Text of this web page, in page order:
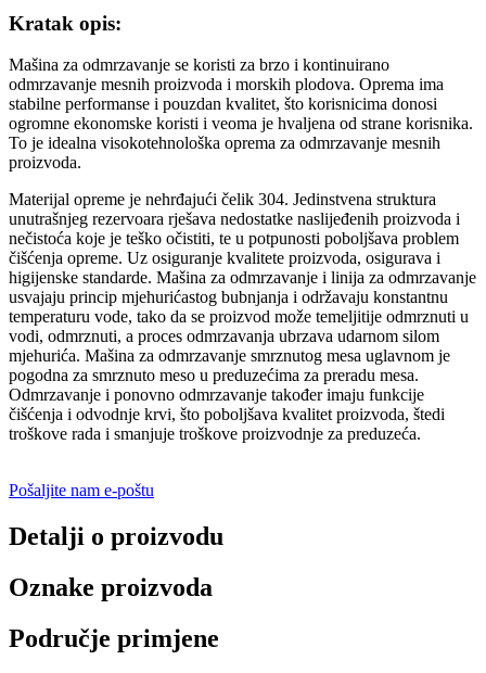
Kratak opis:
Mašina za odmrzavanje se koristi za brzo i kontinuirano
odmrzavanje mesnih proizvoda i morskih plodova. Oprema ima
stabilne performanse i pouzdan kvalitet, što korisnicima donosi
ogromne ekonomske koristi i veoma je hvaljena od strane korisnika.
To je idealna visokotehnološka oprema za odmrzavanje mesnih
proizvoda.
Materijal opreme je nehrđajući čelik 304. Jedinstvena struktura
unutrašnjeg rezervoara rješava nedostatke naslijeđenih proizvoda i
nečistoća koje je teško očistiti, te u potpunosti poboljšava problem
čišćenja opreme. Uz osiguranje kvalitete proizvoda, osigurava i
higijenske standarde. Mašina za odmrzavanje i linija za odmrzavanje
usvajaju princip mjehurićastog bubnjanja i održavaju konstantnu
temperaturu vode, tako da se proizvod može temeljitije odmrznuti u
vodi, odmrznuti, a proces odmrzavanja ubrzava udarnom silom
mjehurića. Mašina za odmrzavanje smrznutog mesa uglavnom je
pogodna za smrznuto meso u preduzećima za preradu mesa.
Odmrzavanje i ponovno odmrzavanje također imaju funkcije
čišćenja i odvodnje krvi, što poboljšava kvalitet proizvoda, štedi
troškove rada i smanjuje troškove proizvodnje za preduzeća.
Pošaljite nam e-poštu
Detalji o proizvodu
Oznake proizvoda
Područje primjene